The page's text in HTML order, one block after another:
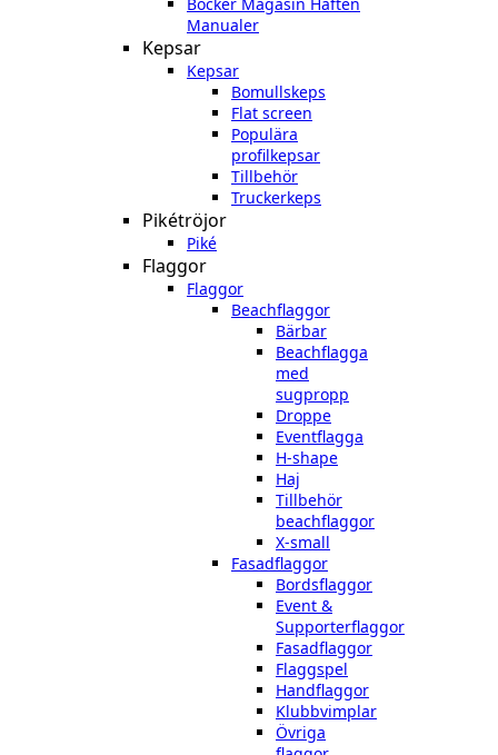
Böcker Magasin Häften
Manualer
Kepsar
Kepsar
Bomullskeps
Flat screen
Populära
profilkepsar
Tillbehör
Truckerkeps
Pikétröjor
Piké
Flaggor
Flaggor
Beachflaggor
Bärbar
Beachflagga
med
sugpropp
Droppe
Eventflagga
H-shape
Haj
Tillbehör
beachflaggor
X-small
Fasadflaggor
Bordsflaggor
Event &
Supporterflaggor
Fasadflaggor
Flaggspel
Handflaggor
Klubbvimplar
Övriga